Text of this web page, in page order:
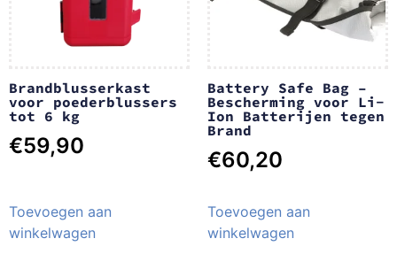
Brandblusserkast
voor poederblussers
tot 6 kg
€59,90
Toevoegen aan
winkelwagen
Battery Safe Bag –
Bescherming voor Li-
Ion Batterijen tegen
Brand
€60,20
Toevoegen aan
winkelwagen